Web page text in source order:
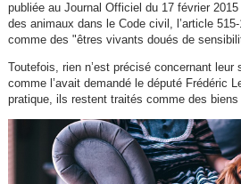
publiée au Journal Officiel du 17 février
des animaux dans le Code civil, l’article
comme des "êtres vivants doués de
Toutefois, rien n’est précisé concernant leur
comme l’avait demandé le député Frédéric
pratique, ils restent traités comme des biens